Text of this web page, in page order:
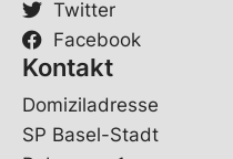
Twitter
Facebook
Kontakt
Domiziladresse
SP Basel-Stadt